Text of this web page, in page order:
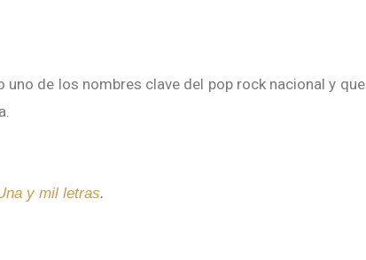
de los nombres clave del pop rock nacional y que
y mil letras.